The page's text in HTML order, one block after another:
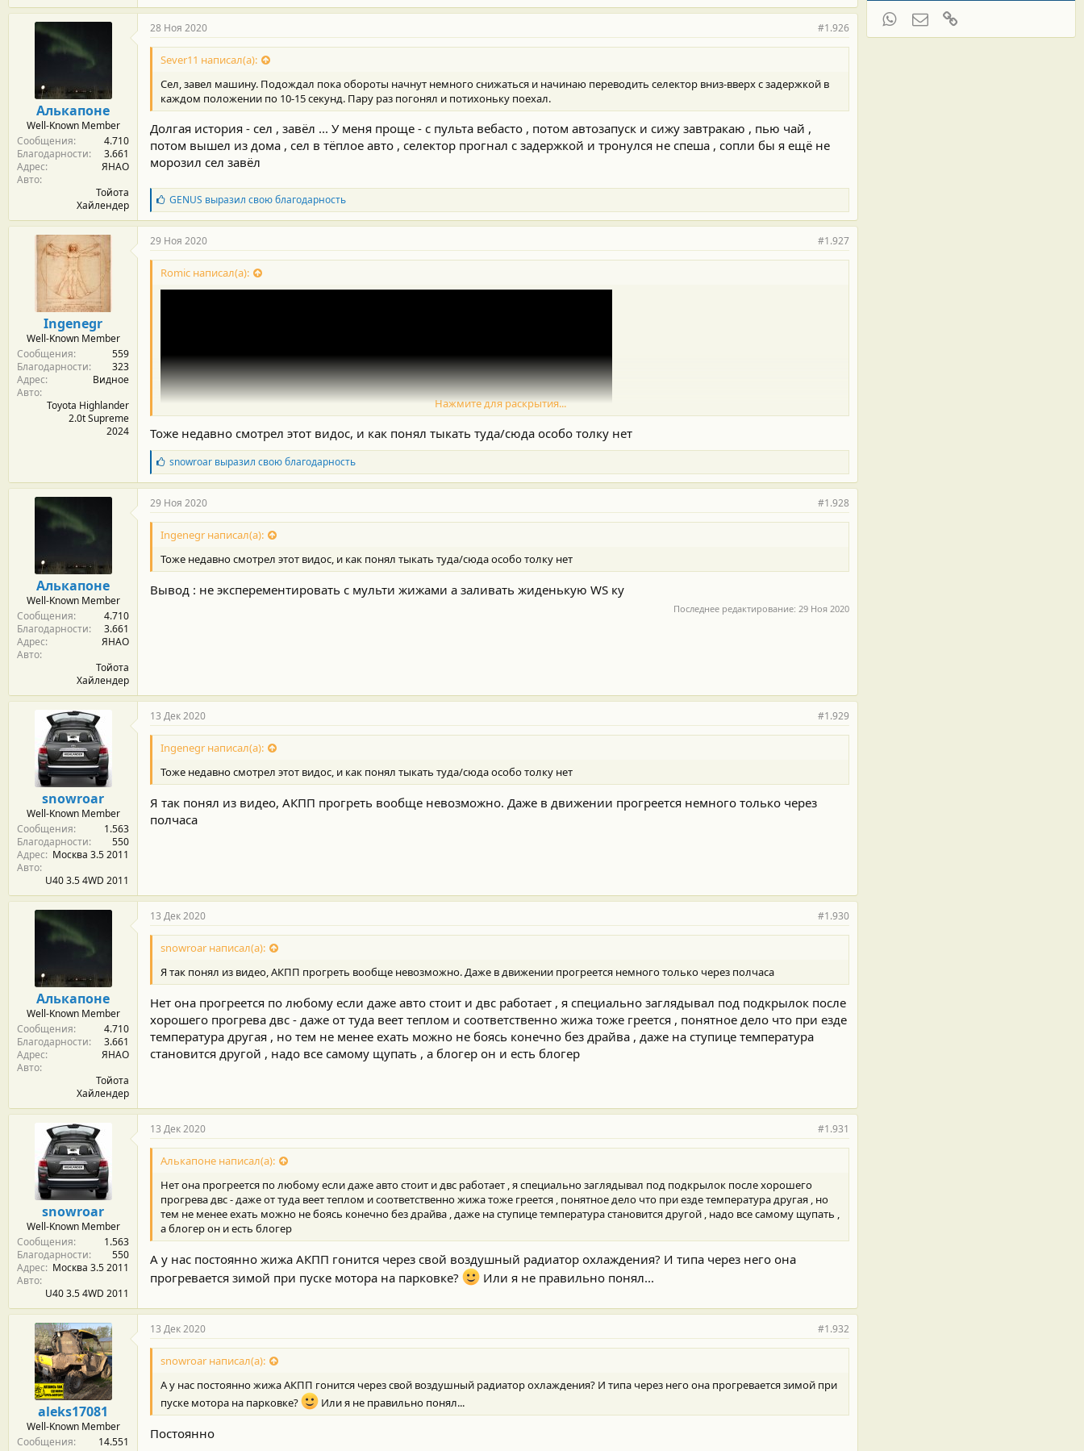
Алькапоне
Well-Known Member
Сообщения
4.710
Благодарности
3.661
Адрес
ЯНАО
Авто
Тойота
Хайлендер
28 Ноя 2020 #1.926
Sever11 написал(а):
Сел, завел машину. Подождал пока обороты начнут немного снижаться и начинаю переводить селектор вниз-вверх с задержкой в
каждом положении по 10-15 секунд. Пару раз погонял и потихоньку поехал.
Долгая история - сел , завёл ... У меня проще - с пульта вебасто , потом автозапуск и сижу завтракаю , пью чай ,
потом вышел из дома , сел в тёплое авто , селектор прогнал с задержкой и тронулся не спеша , сопли бы я ещё не
морозил сел завёл
Б
л
а
г
о
д
а
р
:
GENUS выразил свою благодарность
Ingenegr
Well-Known Member
Сообщения
559
Благодарности
323
Адрес
Видное
Авто
Toyota Highlander
2.0t Supreme
2024
29 Ноя 2020 #1.927
Romic написал(а):
Нажмите для раскрытия...
Тоже недавно смотрел этот видос, и как понял тыкать туда/сюда особо толку нет
Б
л
а
г
о
д
а
н
с
snowroarвыразил свою благодарность
Алькапоне
Well-Known Member
Сообщения
4.710
Благодарности
3.661
Адрес
ЯНАО
Авто
Тойота
Хайлендер
29 Ноя 2020 #1.928
Ingenegr написал(а):
Тоже недавно смотрел этот видос, и как понял тыкать туда/сюда особо толку нет
Вывод : не эксперементировать с мульти жижами а заливать жиденькую WS ку
Последнее редактирование: 29 Ноя 2020
snowroar
Well-Known Member
Сообщения
1.563
Благодарности
550
Адрес
Москва 3.5 2011
Авто
U40 3.5 4WD 2011
13 Дек 2020 #1.929
Ingenegr написал(а):
Тоже недавно смотрел этот видос, и как понял тыкать туда/сюда особо толку нет
Я так понял из видео, АКПП прогреть вообще невозможно. Даже в движении прогреется немного только через
полчаса
Алькапоне
Well-Known Member
Сообщения
4.710
Благодарности
3.661
Адрес
ЯНАО
Авто
Тойота
Хайлендер
13 Дек 2020 #1.930
snowroar написал(а):
Я так понял из видео, АКПП прогреть вообще невозможно. Даже в движении прогреется немного только через полчаса
Нет она прогреется по любому если даже авто стоит и двс работает , я специально заглядывал под подкрылок после
хорошего прогрева двс - даже от туда веет теплом и соответственно жижа тоже греется , понятное дело что при езде
температура другая , но тем не менее ехать можно не боясь конечно без драйва , даже на ступице температура
становится другой , надо все самому щупать , а блогер он и есть блогер
snowroar
Well-Known Member
Сообщения
1.563
Благодарности
550
Адрес
Москва 3.5 2011
Авто
U40 3.5 4WD 2011
13 Дек 2020 #1.931
Алькапоне написал(а):
Нет она прогреется по любому если даже авто стоит и двс работает , я специально заглядывал под подкрылок после хорошего
прогрева двс - даже от туда веет теплом и соответственно жижа тоже греется , понятное дело что при езде температура другая , но
тем не менее ехать можно не боясь конечно без драйва , даже на ступице температура становится другой , надо все самому щупать ,
а блогер он и есть блогер
А у нас постоянно жижа АКПП гонится через свой воздушный радиатор охлаждения? И типа через него она
прогревается зимой при пуске мотора на парковке?
Или я не правильно понял...
aleks17081
Well-Known Member
Сообщения
14.551
13 Дек 2020 #1.932
snowroar написал(а):
А у нас постоянно жижа АКПП гонится через свой воздушный радиатор охлаждения? И типа через него она прогревается зимой при
пуске мотора на парковке?
Или я не правильно понял...
Постоянно
WhatsAppЭлектронная почта